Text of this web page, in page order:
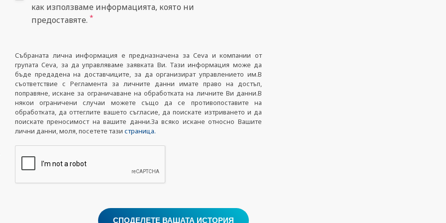
как използваме информацията, която ни
предоставяте. *
Събраната лична информация е предназначена за Ceva и компании от
групата Ceva, за да управляваме заявката Ви. Тази информация може да
бъде предадена на доставчиците, за да организират управлението им.В
съответствие с Регламента за личните данни имате право на достъп,
поправяне, искане за ограничаване на обработката на личните Ви данни.В
някои ограничени случаи можете също да се противопоставите на
обработката, да оттеглите вашето съгласие, да поискате изтриването и да
поискате преносимост на вашите данни.За всяко искане относно Вашите
лични данни, моля, посетете тази страница.
СПОДЕЛЕТЕ ВАШАТА ИСТОРИЯ